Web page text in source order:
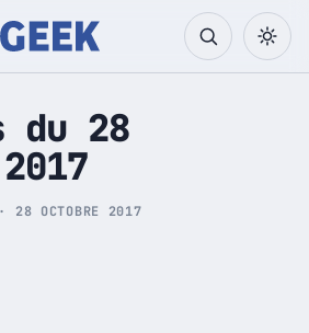
et Pop culture
du 28
28 OCTOBRE 2017